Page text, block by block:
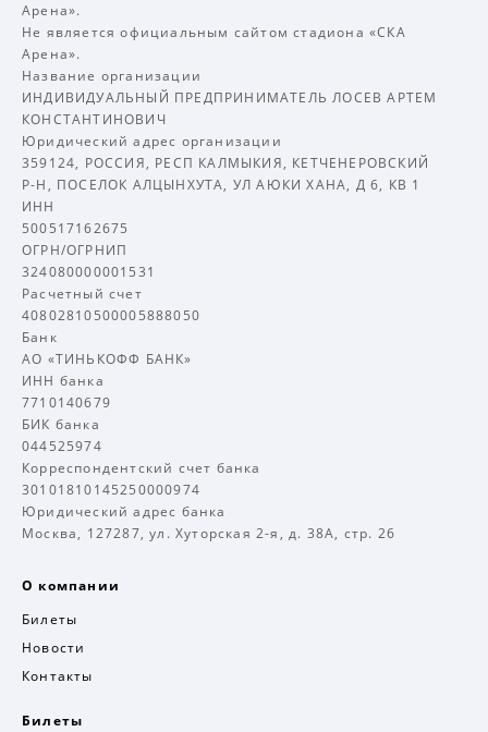
Арена».
Не является официальным сайтом стадиона «СКА
Арена».
Название организации
ИНДИВИДУАЛЬНЫЙ ПРЕДПРИНИМАТЕЛЬ ЛОСЕВ АРТЕМ
КОНСТАНТИНОВИЧ
Юридический адрес организации
359124, РОССИЯ, РЕСП КАЛМЫКИЯ, КЕТЧЕНЕРОВСКИЙ
Р-Н, ПОСЕЛОК АЛЦЫНХУТА, УЛ АЮКИ ХАНА, Д 6, КВ 1
ИНН
500517162675
ОГРН/ОГРНИП
324080000001531
Расчетный счет
40802810500005888050
Банк
АО «ТИНЬКОФФ БАНК»
ИНН банка
7710140679
БИК банка
044525974
Корреспондентский счет банка
30101810145250000974
Юридический адрес банка
Москва, 127287, ул. Хуторская 2-я, д. 38А, стр. 26
О компании
Билеты
Новости
Контакты
Билеты